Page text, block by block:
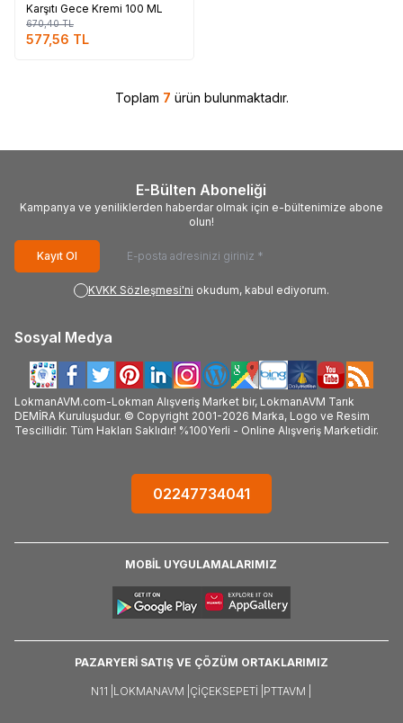
Karşıtı Gece Kremi 100 ML
670,40TL
577,56 TL
Toplam 7 ürün bulunmaktadır.
E-Bülten Aboneliği
Kampanya ve yeniliklerden haberdar olmak için e-bültenimize abone
olun!
Kayıt Ol
KVKK Sözleşmesi'ni okudum, kabul ediyorum.
Sosyal Medya
LokmanAVM.com-Lokman Alışveriş Market bir, LokmanAVM Tarık
DEMİRA Kuruluşudur. © Copyright 2001-2026 Marka, Logo ve Resim
Tescillidir. Tüm Hakları Saklıdır! %100Yerli - Online Alışveriş Marketidir.
02247734041
MOBİL UYGULAMALARIMIZ
PAZARYERİ SATIŞ VE ÇÖZÜM ORTAKLARIMIZ
N11 | LOKMANAVM | ÇIÇEKSEPETI | PTTAVM |